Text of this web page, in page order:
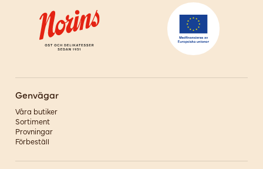
Genvägar
Våra butiker
Sortiment
Provningar
Förbeställ